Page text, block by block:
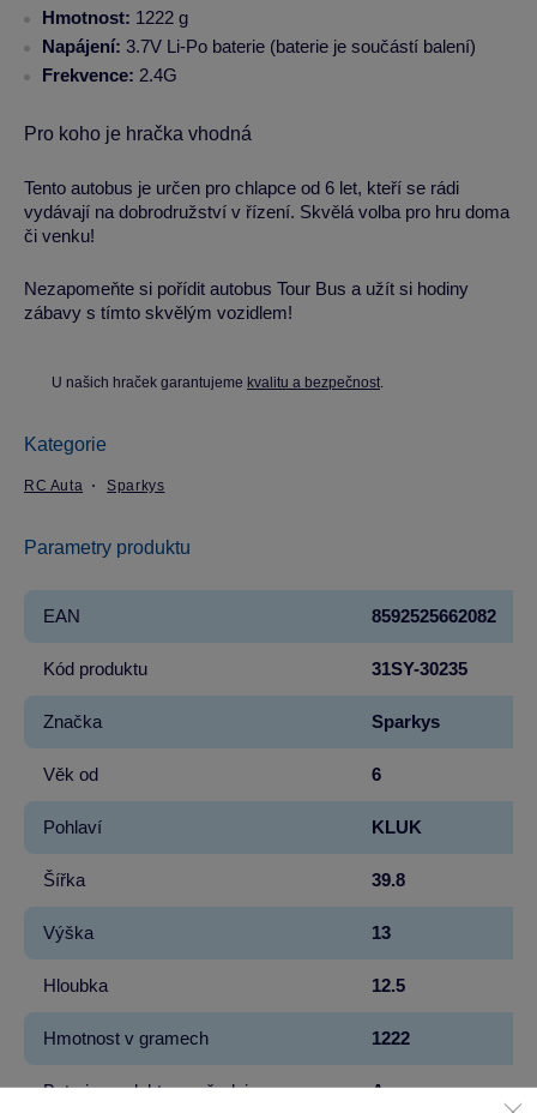
Hmotnost: 1222 g
Napájení: 3.7V Li-Po baterie (baterie je součástí balení)
Frekvence: 2.4G
Pro koho je hračka vhodná
Tento autobus je určen pro chlapce od 6 let, kteří se rádi
vydávají na dobrodružství v řízení. Skvělá volba pro hru doma
či venku!
Nezapomeňte si pořídit autobus Tour Bus a užít si hodiny
zábavy s tímto skvělým vozidlem!
U našich hraček garantujeme kvalitu a bezpečnost.
Kategorie
RC Auta Sparkys
Parametry produktu
EAN 8592525662082
Kód produktu 31SY-30235
Značka Sparkys
Věk od 6
Pohlaví KLUK
Šířka 39.8
Výška 13
Hloubka 12.5
Hmotnost v gramech 1222
Baterie produktu - vyžaduje Ano